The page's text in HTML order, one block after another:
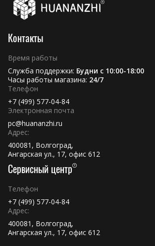
Контакты
Время работы
Служба поддержки: Будни с 10:00-18:00
Часы работы магазина: 24/7
Телефон
+7 (499) 577-04-84
Электронная почта
pc@huananzhi.ru
Адрес:
400081, Волгоград,
Ангарская ул., 17, офис 612
Сервисный центр
Телефон
+7 (499) 577-04-84
Адрес:
400081, Волгоград,
Ангарская ул., 17, офис 612